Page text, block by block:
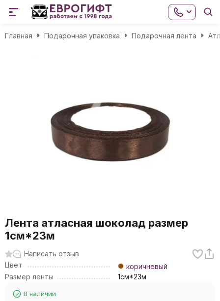
Главная Подарочная упаковка Подарочная лента
Лента атласная шоколад размер
1см*23м
Написать отзыв
Цвет
коричневый
Размер ленты
1см*23м
В наличии